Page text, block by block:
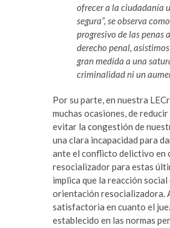
ofrecer a la ciudadanía
segura”, se observa
progresivo de las penas
derecho penal,
gran medida a una
criminalidad ni un
Por su parte, en nuestra
muchas ocasiones, de
evitar la congestión de
una clara incapacidad para
ante el conflicto delictivo en
resocializador para estas
implica que la reacción
orientación resocializadora.
satisfactoria en cuanto el
establecido en las normas